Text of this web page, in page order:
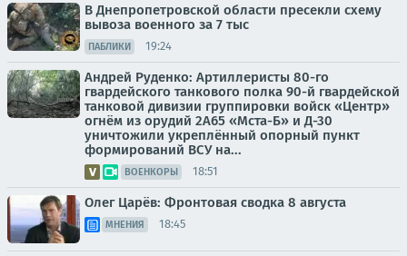
В Днепропетровской области пресекли схему
вывоза военного за 7 тыс
ПАБЛИКИ 19:24
Андрей Руденко: Артиллеристы 80-го
гвардейского танкового полка 90-й гвардейской
танковой дивизии группировки войск «Центр»
огнём из орудий 2А65 «Мста-Б» и Д-30
уничтожили укреплённый опорный пункт
формирований ВСУ на...
ВОЕНКОРЫ 18:51
Олег Царёв: Фронтовая сводка 8 августа
МНЕНИЯ 18:45